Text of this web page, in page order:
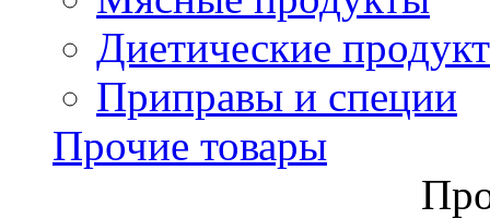
Диетические
Приправы и специи
Прочие товары